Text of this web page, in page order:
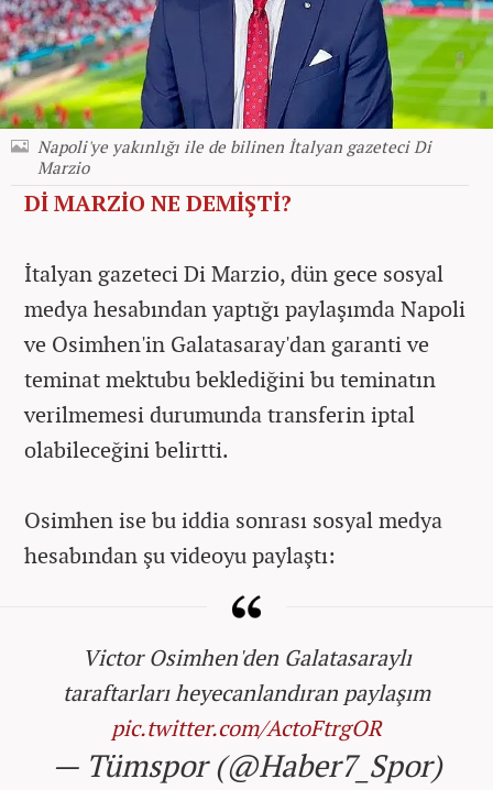
Napoli'ye yakınlığı ile de bilinen İtalyan gazeteci Di
Marzio
Dİ MARZİO NE DEMİŞTİ?
İtalyan gazeteci Di Marzio, dün gece sosyal
medya hesabından yaptığı paylaşımda Napoli
ve Osimhen'in Galatasaray'dan garanti ve
teminat mektubu beklediğini bu teminatın
verilmemesi durumunda transferin iptal
olabileceğini belirtti.
Osimhen ise bu iddia sonrası sosyal medya
hesabından şu videoyu paylaştı:
Victor Osimhen'den Galatasaraylı
taraftarları heyecanlandıran paylaşım
pic.twitter.com/ActoFtrgOR
— Tümspor (@Haber7_Spor)